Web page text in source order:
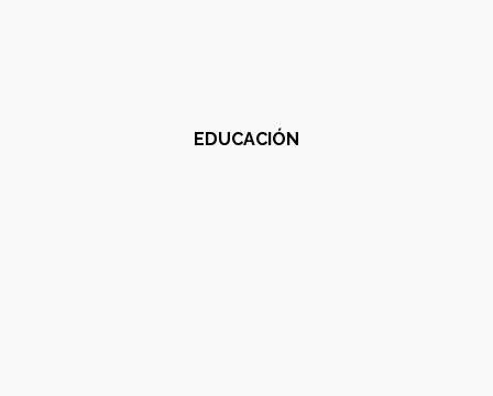
EDUCACIÓN